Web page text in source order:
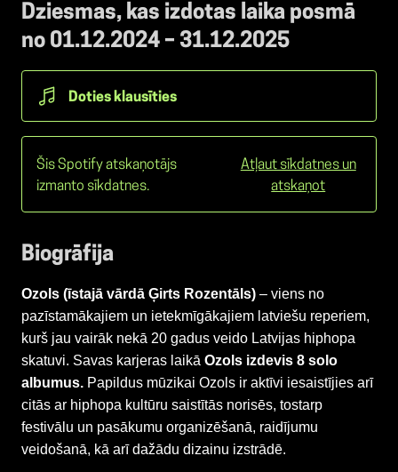
Dziesmas, kas izdotas laika posmā
no 01.12.2024 – 31.12.2025
Doties klausīties
Šis Spotify atskaņotājs
izmanto sīkdatnes.
Atļaut sīkdatnes un
atskaņot
Biogrāfija
Ozols (īstajā vārdā Ģirts Rozentāls) – viens no
pazīstamākajiem un ietekmīgākajiem latviešu reperiem,
kurš jau vairāk nekā 20 gadus veido Latvijas hiphopa
skatuvi. Savas karjeras laikā Ozols izdevis 8 solo
albumus. Papildus mūzikai Ozols ir aktīvi iesaistījies arī
citās ar hiphopa kultūru saistītās norisēs, tostarp
festivālu un pasākumu organizēšanā, raidījumu
veidošanā, kā arī dažādu dizainu izstrādē.